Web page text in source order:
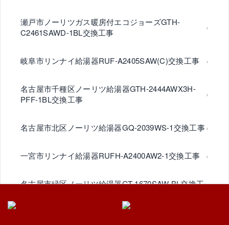
瀬戸市ノーリツガス暖房付エコジョーズGTH-
C2461SAWD-1BL交換工事
岐阜市リンナイ給湯器RUF-A2405SAW(C)交換工事
名古屋市千種区ノーリツ給湯器GTH-2444AWX3H-
PFF-1BL交換工事
名古屋市北区ノーリツ給湯器GQ-2039WS-1交換工事
一宮市リンナイ給湯器RUFH-A2400AW2-1交換工事
名古屋市緑区ノーリツ給湯器GT-1670SAW BL交換工